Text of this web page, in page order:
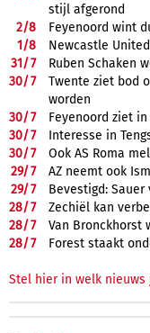
stijl afgerond
2/8
Feyenoord wint
1/8
Newcastle
31/7
Ruben Schaken
30/7
Twente ziet bod
worden
30/7
Feyenoord ziet in
30/7
Interesse in
30/7
Ook AS Roma
29/7
AZ neemt ook
29/7
Bevestigd:
28/7
Zechiël kan
28/7
Van Bronckhorst
28/7 Forest staakt
Stel hier in welk